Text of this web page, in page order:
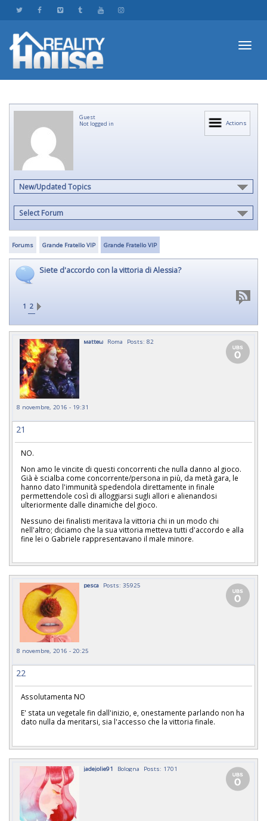
Actions
Guest
Not logged in
New/Updated Topics
Select Forum
Forums Grande Fratello VIP Grande Fratello VIP
Siete d'accordo con la vittoria di Alessia?
1 2
мatteω Roma Posts: 82
8 novembre, 2016 - 19:31
21
NO.
Non amo le vincite di questi concorrenti che nulla danno al gioco.
Già è scialba come concorrente/persona in più, da metà gara, le
hanno dato l'immunità spedendola direttamente in finale
permettendole così di alloggiarsi sugli allori e alienandosi
ulteriormente dalle dinamiche del gioco.
Nessuno dei finalisti meritava la vittoria chi in un modo chi
nell'altro; diciamo che la sua vittoria metteva tutti d'accordo e alla
fine lei o Gabriele rappresentavano il male minore.
pesca Posts: 35925
8 novembre, 2016 - 20:25
22
Assolutamenta NO
E' stata un vegetale fin dall'inizio, e, onestamente parlando non ha
dato nulla da meritarsi, sia l'accesso che la vittoria finale.
jadejolie91 Bologna Posts: 1701